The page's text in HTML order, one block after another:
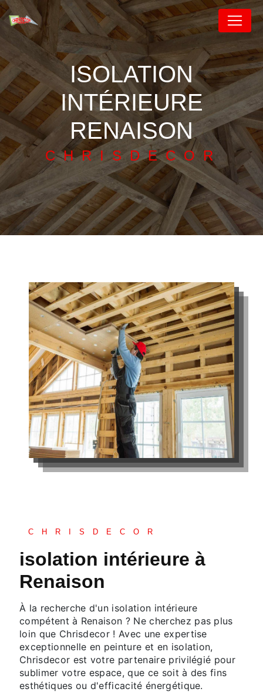
ISOLATION
INTÉRIEURE
RENAISON
CHRISDECOR
CHRISDECOR
isolation intérieure à
Renaison
À la recherche d'un isolation intérieure
compétent à Renaison ? Ne cherchez pas plus
loin que Chrisdecor ! Avec une expertise
exceptionnelle en peinture et en isolation,
Chrisdecor est votre partenaire privilégié pour
sublimer votre espace, que ce soit à des fins
esthétiques ou d'efficacité énergétique.
Panneau de gestion des cookies